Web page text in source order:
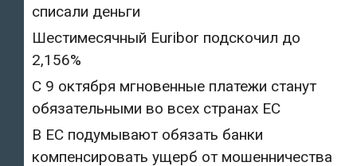
списали деньги
Шестимесячный Euribor подскочил до
2,156%
С 9 октября мгновенные платежи станут
обязательными во всех странах ЕС
В ЕС подумывают обязать банки
компенсировать ущерб от мошенничества